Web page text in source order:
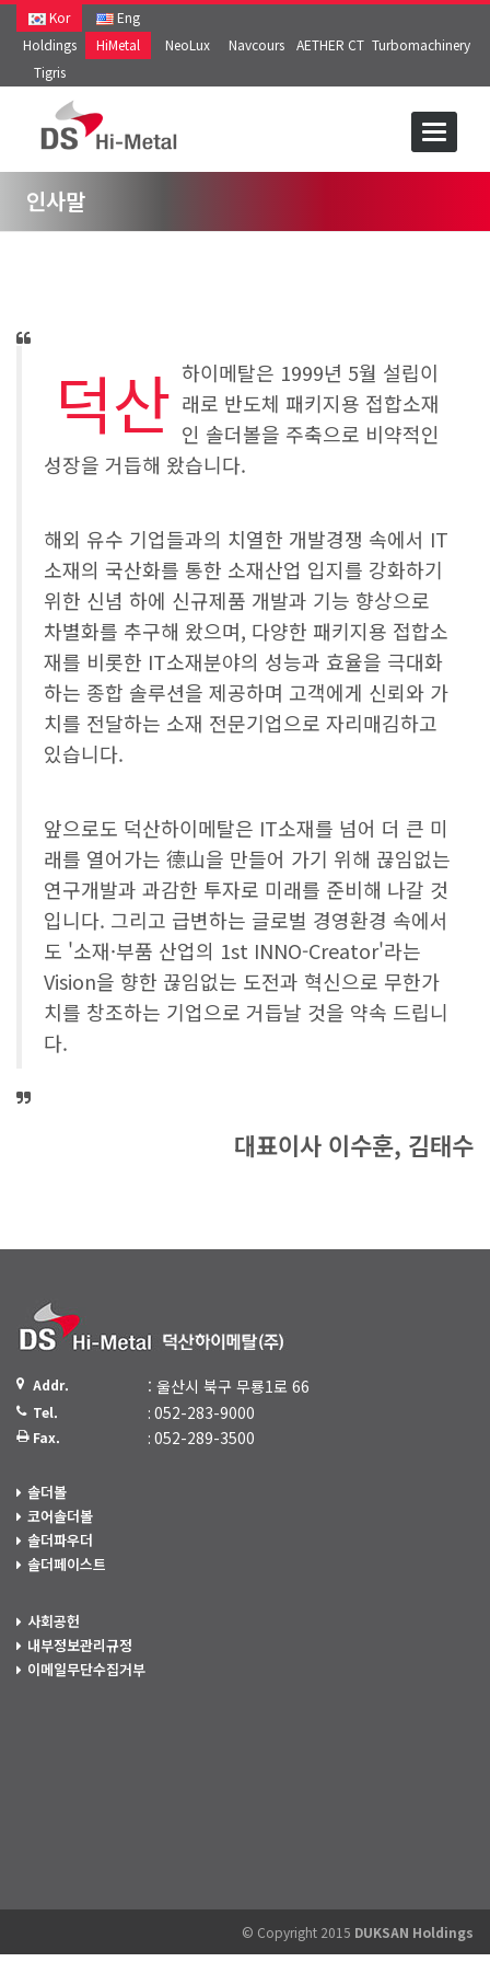
Kor
Eng
Holdings
HiMetal NeoLux Navcours AETHER CT Turbomachinery
Tigris
인사말
덕산 하이메탈은 1999년 5월 설립이
래로 반도체 패키지용 접합소재
인 솔더볼을 주축으로 비약적인
성장을 거듭해 왔습니다.
해외 유수 기업들과의 치열한 개발경쟁 속에서 IT
소재의 국산화를 통한 소재산업 입지를 강화하기
위한 신념 하에 신규제품 개발과 기능 향상으로
차별화를 추구해 왔으며, 다양한 패키지용 접합소
재를 비롯한 IT소재분야의 성능과 효율을 극대화
하는 종합 솔루션을 제공하며 고객에게 신뢰와 가
치를 전달하는 소재 전문기업으로 자리매김하고
있습니다.
앞으로도 덕산하이메탈은 IT소재를 넘어 더 큰 미
래를 열어가는 德山을 만들어 가기 위해 끊임없는
연구개발과 과감한 투자로 미래를 준비해 나갈 것
입니다. 그리고 급변하는 글로벌 경영환경 속에서
도 '소재·부품 산업의 1st INNO-Creator'라는
Vision을 향한 끊임없는 도전과 혁신으로 무한가
치를 창조하는 기업으로 거듭날 것을 약속 드립니
다.
대표이사 이수훈, 김태수
Addr. : 울산시 북구 무룡1로 66
Tel. : 052-283-9000
Fax. : 052-289-3500
솔더볼
코어솔더볼
솔더파우더
솔더페이스트
사회공헌
내부정보관리규정
이메일무단수집거부
© Copyright 2015 DUKSAN Holdings